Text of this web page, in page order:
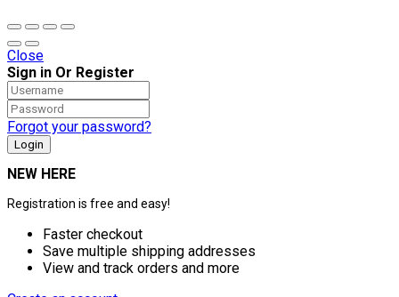
Close
Sign in Or Register
Forgot your password?
NEW HERE
Registration is free and easy!
Faster checkout
Save multiple shipping addresses
View and track orders and more